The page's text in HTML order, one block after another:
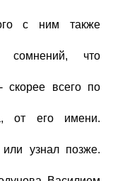
с ним также
сомнений, что
скорее всего по
от его имени.
узнал позже.